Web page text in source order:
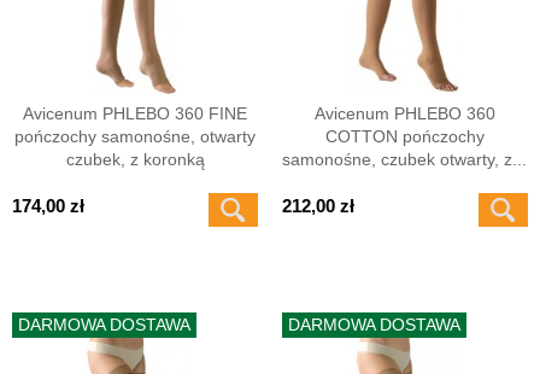
Avicenum PHLEBO 360 FINE
pończochy samonośne, otwarty
czubek, z koronką
174,00 zł
Avicenum PHLEBO 360
COTTON pończochy
samonośne, czubek otwarty, z...
212,00 zł
DARMOWA DOSTAWA DARMOWA DOSTAWA